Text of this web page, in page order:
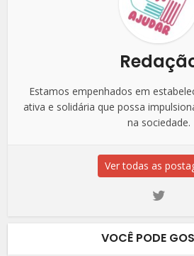
Estamos empenhados em
ativa e solidária que possa
na sociedade.
Ver todas as
VOCÊ PODE